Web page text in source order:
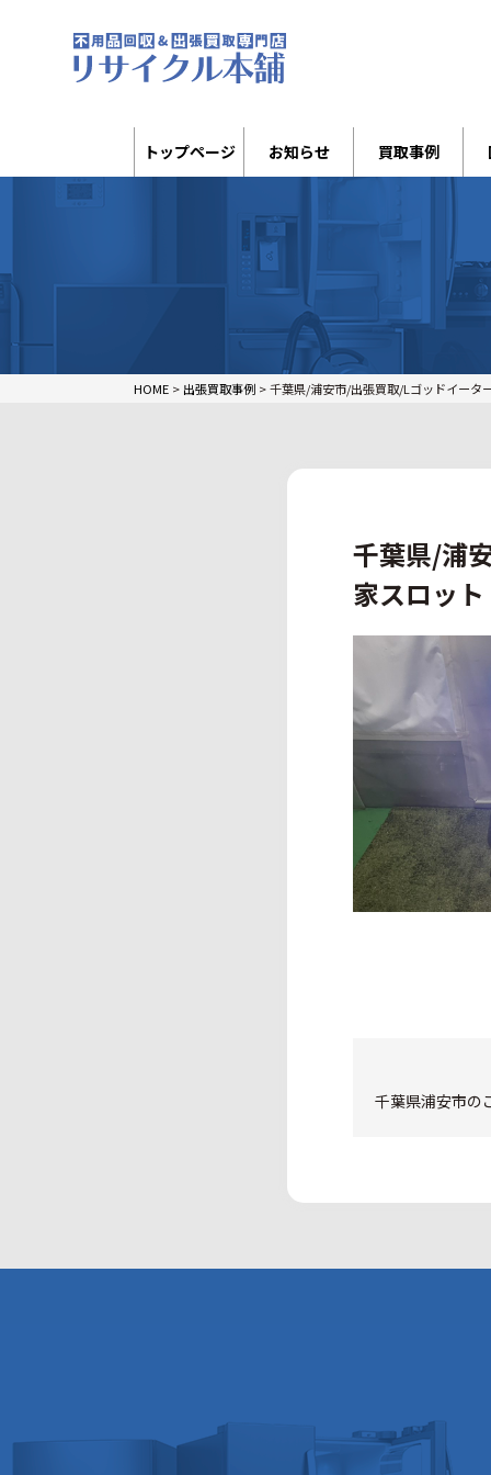
トップページ お知らせ 買取事例
HOME > 出張買取事例 >千葉県/浦安市/出張買取/Lゴッドイータ
千葉県/浦
家スロッ
千葉県浦安市の